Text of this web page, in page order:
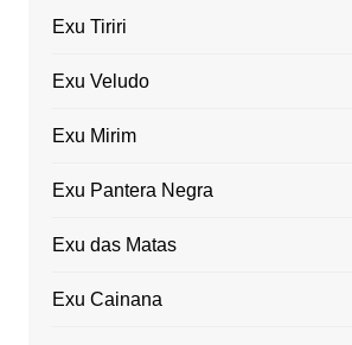
Exu Tiriri
Exu Veludo
Exu Mirim
Exu Pantera Negra
Exu das Matas
Exu Cainana